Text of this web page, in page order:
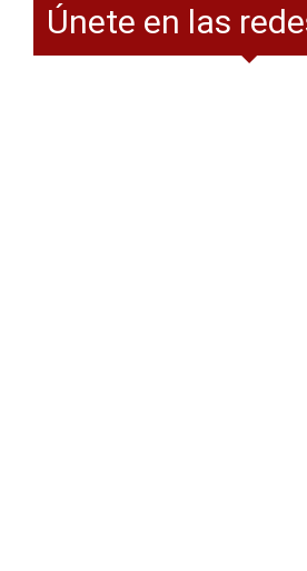
Únete en las